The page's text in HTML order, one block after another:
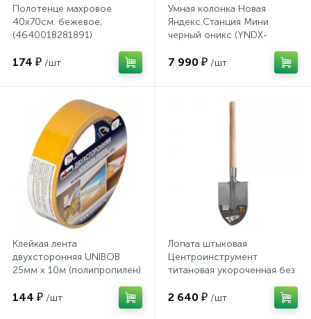
Полотенце махровое
40х70см. бежевое,
(4640018281891)
174 ₽ /шт
Умная колонка Новая
Яндекс.Станция Мини
черный оникс (YNDX-
7 990 ₽ /шт
Клейкая лента
двухсторонняя UNIBOB
25мм х 10м (полипропилен)
144 ₽ /шт
Лопата штыковая
Центроинструмент
титановая укороченная без
2 640 ₽ /шт
Столы
Столы обеденные
Стулья для посетителей
Стулья и табуреты
Тележки специализированные
Тумбы
Урны